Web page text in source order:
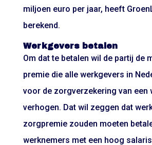
miljoen euro per jaar, heeft
berekend.
Werkgevers betalen
Om dat te betalen wil de partij de
premie die alle werkgevers in
voor de zorgverzekering van een
verhogen. Dat wil zeggen dat
zorgpremie zouden moeten
werknemers met een hoog